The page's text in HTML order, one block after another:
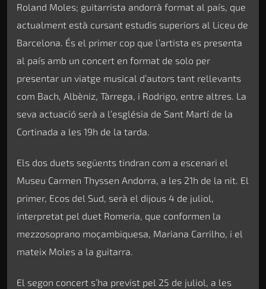
Roland Moles; guitarrista andorrà format al país, que
actualment està cursant estudis superiors al Liceu de
Barcelona. És el primer cop que l’artista es presenta
al país amb un concert en format de solo per
presentar un viatge musical d’autors tant rellevants
com Bach, Albèniz, Tàrrega, i Rodrigo, entre altres. La
seva actuació serà a l’església de Sant Martí de la
Cortinada a les 19h de la tarda.
Els dos duets següents tindran com a escenari el
Museu Carmen Thyssen Andorra, a les 21h de la nit. El
primer, Ecos del Sud, serà el dijous 4 de juliol,
interpretat pel duet Romeria, que conformen la
mezzosoprano moçambiquesa, Mariana Carrilho, i el
mateix Moles a la guitarra.
El segon concert s’ha previst pel 25 de juliol, a les